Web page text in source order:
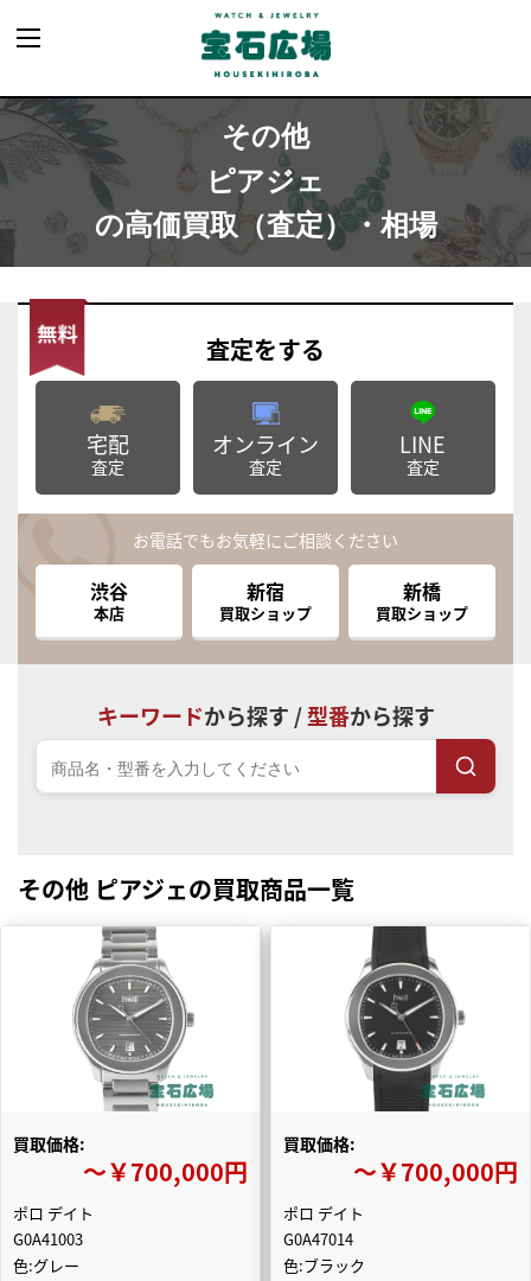
その他
ピアジェ
の高価買取（査定）・相場
査定をする
宅配
査定
オンライン
査定
LINE
査定
お電話でもお気軽にご相談ください
渋谷
本店
新宿
買取ショップ
新橋
買取ショップ
キーワードから探す /型番から探す
その他 ピアジェの買取商品一覧
買取価格:
〜￥700,000円
ポロ デイト
G0A41003
色:グレー
買取価格:
〜￥700,000円
ポロ デイト
G0A47014
色:ブラック